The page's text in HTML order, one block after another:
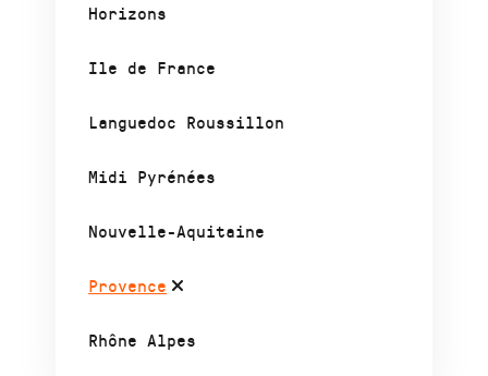
Horizons
Ile de France
Languedoc Roussillon
Midi Pyrénées
Nouvelle-Aquitaine
Provence
Rhône Alpes